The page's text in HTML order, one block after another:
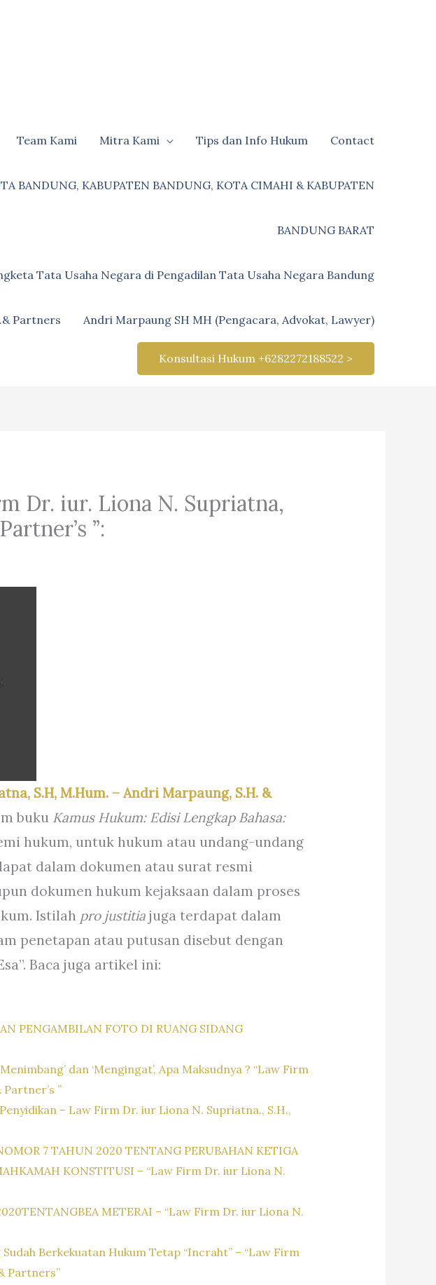
Team Kami Mitra Kami Tips dan Info Hukum Contact
BANDUNG, KABUPATEN BANDUNG, KOTA CIMAHI & KABUPATEN
BANDUNG BARAT
Tata Usaha Negara di Pengadilan Tata Usaha Negara Bandung
Partners Andri Marpaung SH MH (Pengacara, Advokat, Lawyer)
Konsultasi Hukum +6282272188522 >
Dr. iur. Liona N. Supriatna,
”:
S.H, M.Hum. – Andri Marpaung, S.H. &
buku Kamus Hukum: Edisi Lengkap Bahasa:
hukum, untuk hukum atau undang-undang
dalam dokumen atau surat resmi
dokumen hukum kejaksaan dalam proses
Istilah pro justitiajuga terdapat dalam
penetapan atau putusan disebut dengan
Baca juga artikel ini:
PENGAMBILAN FOTO DI RUANG SIDANG
dan ‘Mengingat’, Apa Maksudnya ? “Law Firm
”
– Law Firm Dr. iur Liona N. Supriatna., S.H.,
7 TAHUN 2020 TENTANG PERUBAHAN KETIGA
KONSTITUSI – “Law Firm Dr. iur Liona N.
METERAI – “Law Firm Dr. iur Liona N.
Berkekuatan Hukum Tetap “Incraht” – “Law Firm
Partners”